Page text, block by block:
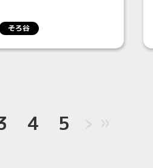
そろ谷
4 5